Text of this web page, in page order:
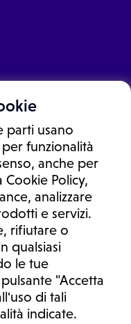
parti usano
funzionalità
anche per
Policy,
analizzare
e servizi.
rifiutare o
qualsiasi
le tue
"Accetta
di tali
indicate.
sono un consulto medico.
un consulto, una
Non si devono considerare
per la formulazione di
o l'assunzione o
consultare un medico di
specialista.
|Gestione cookie